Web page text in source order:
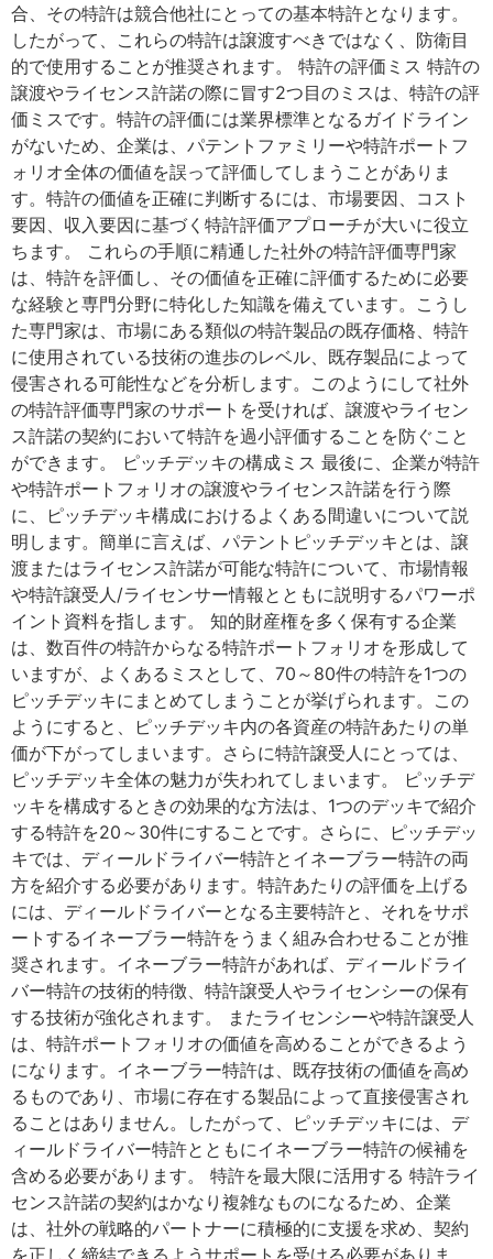
合、その特許は競合他社にとっての基本特許となります。
したがって、これらの特許は譲渡すべきではなく、防衛目
的で使用することが推奨されます。 特許の評価ミス 特許の
譲渡やライセンス許諾の際に冒す2つ目のミスは、特許の評
価ミスです。特許の評価には業界標準となるガイドライン
がないため、企業は、パテントファミリーや特許ポートフ
ォリオ全体の価値を誤って評価してしまうことがありま
す。特許の価値を正確に判断するには、市場要因、コスト
要因、収入要因に基づく特許評価アプローチが大いに役立
ちます。 これらの手順に精通した社外の特許評価専門家
は、特許を評価し、その価値を正確に評価するために必要
な経験と専門分野に特化した知識を備えています。こうし
た専門家は、市場にある類似の特許製品の既存価格、特許
に使用されている技術の進歩のレベル、既存製品によって
侵害される可能性などを分析します。このようにして社外
の特許評価専門家のサポートを受ければ、譲渡やライセン
ス許諾の契約において特許を過小評価することを防ぐこと
ができます。 ピッチデッキの構成ミス 最後に、企業が特許
や特許ポートフォリオの譲渡やライセンス許諾を行う際
に、ピッチデッキ構成におけるよくある間違いについて説
明します。簡単に言えば、パテントピッチデッキとは、譲
渡またはライセンス許諾が可能な特許について、市場情報
や特許譲受人/ライセンサー情報とともに説明するパワーポ
イント資料を指します。 知的財産権を多く保有する企業
は、数百件の特許からなる特許ポートフォリオを形成して
いますが、よくあるミスとして、70～80件の特許を1つの
ピッチデッキにまとめてしまうことが挙げられます。この
ようにすると、ピッチデッキ内の各資産の特許あたりの単
価が下がってしまいます。さらに特許譲受人にとっては、
ピッチデッキ全体の魅力が失われてしまいます。 ピッチデ
ッキを構成するときの効果的な方法は、1つのデッキで紹介
する特許を20～30件にすることです。さらに、ピッチデッ
キでは、ディールドライバー特許とイネーブラー特許の両
方を紹介する必要があります。特許あたりの評価を上げる
には、ディールドライバーとなる主要特許と、それをサポ
ートするイネーブラー特許をうまく組み合わせることが推
奨されます。イネーブラー特許があれば、ディールドライ
バー特許の技術的特徴、特許譲受人やライセンシーの保有
する技術が強化されます。 またライセンシーや特許譲受人
は、特許ポートフォリオの価値を高めることができるよう
になります。イネーブラー特許は、既存技術の価値を高め
るものであり、市場に存在する製品によって直接侵害され
ることはありません。したがって、ピッチデッキには、デ
ィールドライバー特許とともにイネーブラー特許の候補を
含める必要があります。 特許を最大限に活用する 特許ライ
センス許諾の契約はかなり複雑なものになるため、企業
は、社外の戦略的パートナーに積極的に支援を求め、契約
を正しく締結できるようサポートを受ける必要がありま